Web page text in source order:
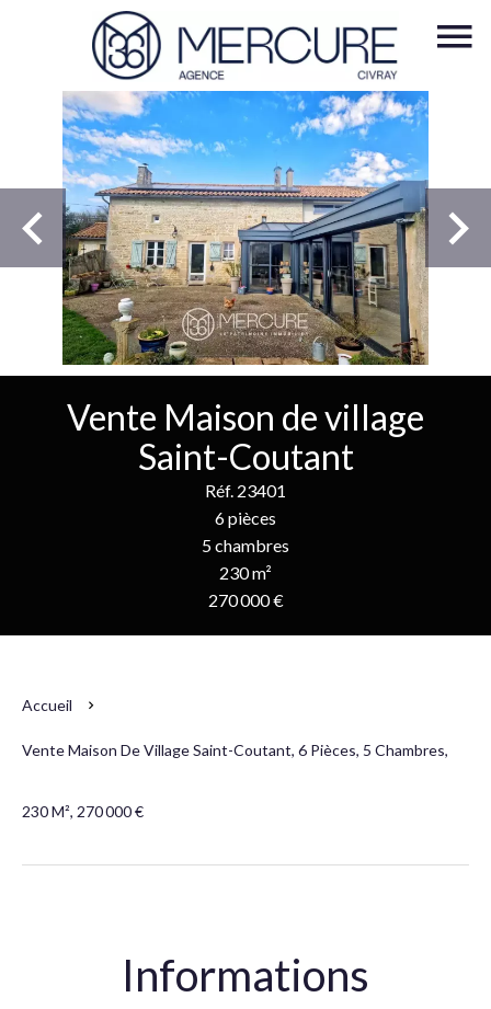
Vente Maison de village
Saint-Coutant
Réf. 23401
6 pièces
5 chambres
230 m²
270 000 €
Accueil
Vente Maison De Village Saint-Coutant, 6 Pièces, 5 Chambres,
230 M², 270 000 €
Informations